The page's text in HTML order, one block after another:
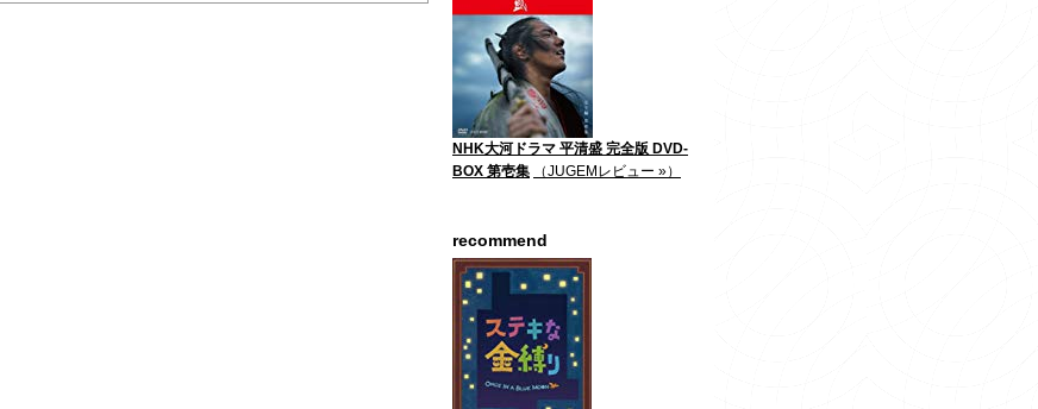
NHK大河ドラマ 平清盛 完全版 DVD-
BOX 第壱集
（JUGEMレビュー »）
recommend